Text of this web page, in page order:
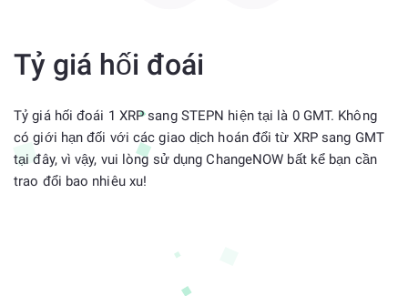
Tỷ giá hối đoái
Tỷ giá hối đoái 1 XRP sang STEPN hiện tại là 0 GMT. Không
có giới hạn đối với các giao dịch hoán đổi từ XRP sang GMT
tại đây, vì vậy, vui lòng sử dụng ChangeNOW bất kể bạn cần
trao đổi bao nhiêu xu!